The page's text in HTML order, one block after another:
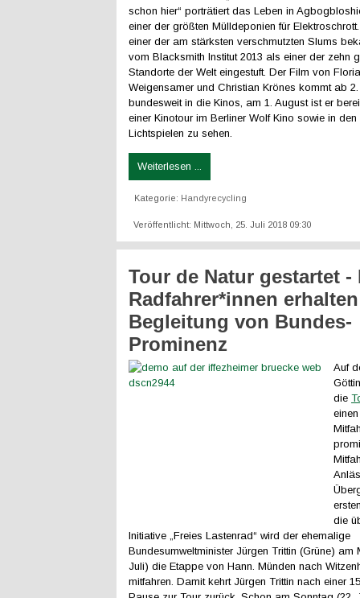
schon hier“ porträtiert das Leben in
einer der größten Mülldeponien für
einer der am stärksten verschmutzten Slums
vom Blacksmith Institut 2013 als einer der zehn
Standorte der Welt eingestuft. Der Film von
Weigensamer und Christian Krönes kommt ab
bundesweit in die Kinos, am 1. August ist er
einer Kinotour im Berliner Wolf Kino sowie in
Lichtspielen zu sehen.
Weiterlesen ...
Kategorie: Handyrecycling
Veröffentlicht: Mittwoch, 25. Juli 2018 09:30
Tour de Natur gestartet -
Radfahrer*innen erhalten
Begleitung von Bundes-
Prominenz
Auf
die
die
Initiative „Freies Lastenrad“ wird der ehemalige
Bundesumweltminister Jürgen Trittin (Grüne) am
Juli) die Etappe von Hann. Münden nach
mitfahren. Damit kehrt Jürgen Trittin nach einer